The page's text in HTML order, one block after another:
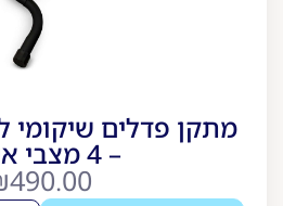
מתקן פדלים שיקומי
– 4 מצבי אימון
490.00